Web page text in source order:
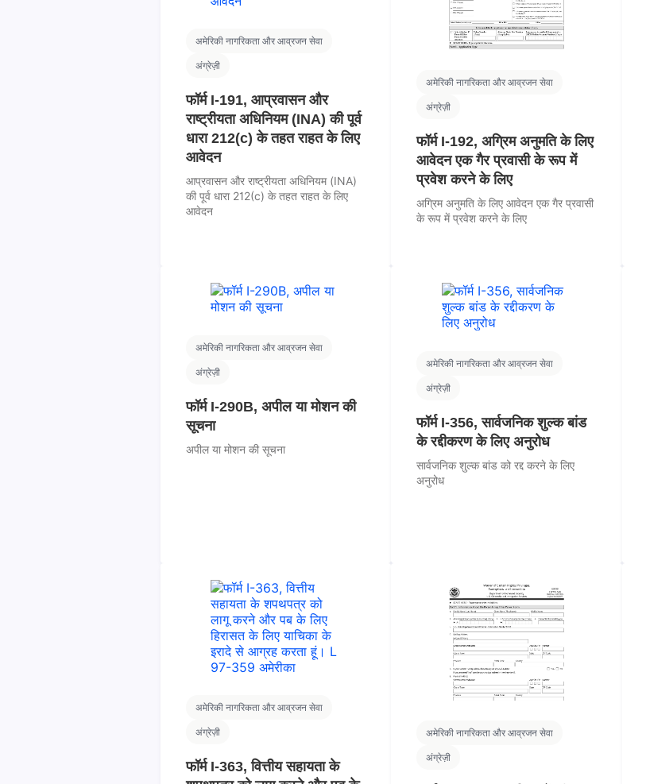
अमेरिकी नागरिकता और आव्रजन सेवा
अंग्रेज़ी
फॉर्म I-191, आप्रवासन और
राष्ट्रीयता अधिनियम (INA) की पूर्व
धारा 212(c) के तहत राहत के लिए
आवेदन
आप्रवासन और राष्ट्रीयता अधिनियम (INA)
की पूर्व धारा 212(c) के तहत राहत के लिए
आवेदन
अमेरिकी नागरिकता और आव्रजन सेवा
अंग्रेज़ी
फॉर्म I-192, अग्रिम अनुमति के लिए
आवेदन एक गैर प्रवासी के रूप में
प्रवेश करने के लिए
अग्रिम अनुमति के लिए आवेदन एक गैर प्रवासी
के रूप में प्रवेश करने के लिए
अमेरिकी नागरिकता और आव्रजन सेवा
अंग्रेज़ी
फॉर्म I-290B, अपील या मोशन की
सूचना
अपील या मोशन की सूचना
अमेरिकी नागरिकता और आव्रजन सेवा
अंग्रेज़ी
फॉर्म I-356, सार्वजनिक शुल्क बांड
के रद्दीकरण के लिए अनुरोध
सार्वजनिक शुल्क बांड को रद्द करने के लिए
अनुरोध
अमेरिकी नागरिकता और आव्रजन सेवा
अंग्रेज़ी
फॉर्म I-363, वित्तीय सहायता के
अमेरिकी नागरिकता और आव्रजन सेवा
अंग्रेज़ी